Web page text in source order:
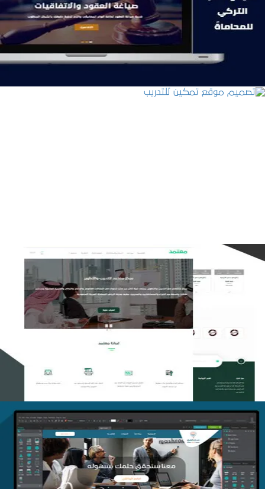
التفاصيل
تصميم منصة معتمد للتدريب
التفاصيل
منصة أفق للتدريب